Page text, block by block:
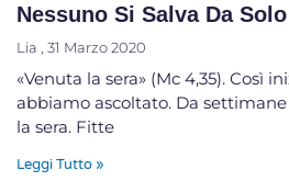
Nessuno Si Salva Da Solo
Lia 31 Marzo 2020
«Venuta la sera» (Mc 4,35). Così
abbiamo ascoltato. Da settimane
la sera. Fitte
Leggi Tutto »